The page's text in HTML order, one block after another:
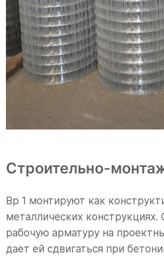
Строительно-
Вр 1 монтируют как
металлических конструкциях.
рабочую арматуру на
дает ей сдвигаться при